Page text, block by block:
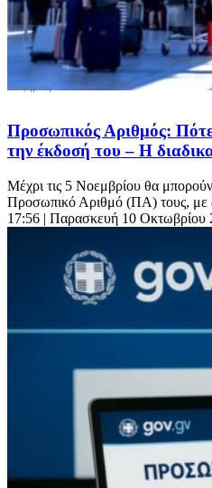
Προσωπικός Αριθμός:
την έκδοσή του – Η
Μέχρι τις 5 Νοεμβρίου θα μπορούν
Προσωπικό Αριθμό (ΠΑ) τους, με
17:56 | Παρασκευή 10 Οκτωβρίου